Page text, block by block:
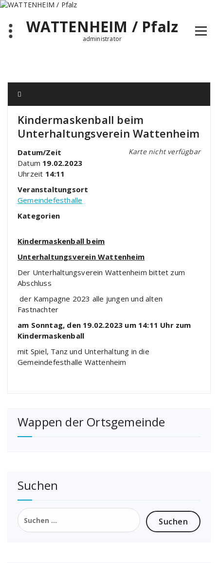
Zum
springenWATTENHEIM / Pfalz
administrator
Kindermaskenball beim
Unterhaltungsverein Wattenheim
Karte nicht verfügbar
Datum/Zeit
Datum 19.02.2023
Uhrzeit 14:11
Veranstaltungsort
Gemeindefesthalle
Kategorien
Kindermaskenball beim
Unterhaltungsverein Wattenheim
Der Unterhaltungsverein Wattenheim bittet zum
Abschluss
der Kampagne 2023 alle jungen und alten
Fastnachter
am Sonntag, den 19.02.2023 um 14:11 Uhr zum
Kindermaskenball
mit Spiel, Tanz und Unterhaltung in die
Gemeindefesthalle Wattenheim
Wappen der Ortsgemeinde
Suchen
Suchen
nach: